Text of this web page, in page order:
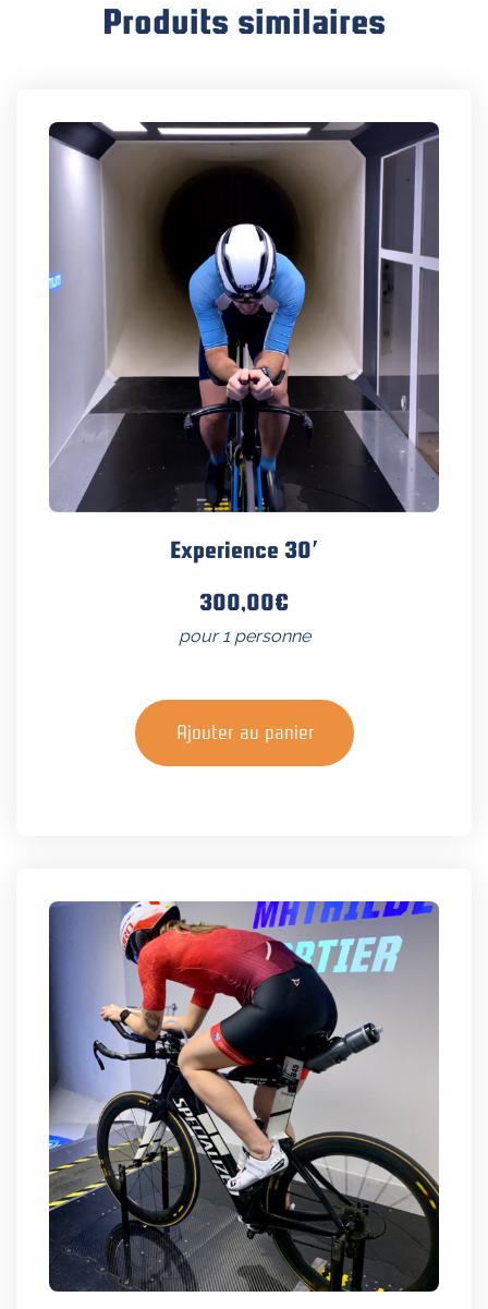
Produits similaires
Experience 30′
300,00€
pour 1 personne
Ajouter au panier